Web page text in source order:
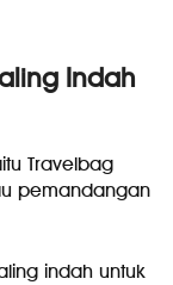
Indah
Travelbag
pemandangan
indah untuk